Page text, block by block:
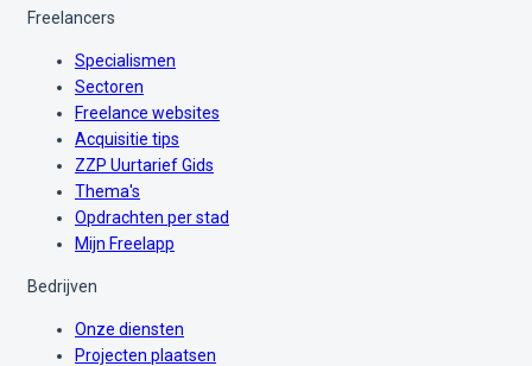
Freelancers
Specialismen
Sectoren
Freelance websites
Acquisitie tips
ZZP Uurtarief Gids
Thema's
Opdrachten per stad
Mijn Freelapp
Bedrijven
Onze diensten
Projecten plaatsen